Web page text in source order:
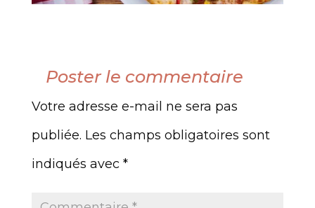
Poster le commentaire
Votre adresse e-mail ne sera pas
publiée. Les champs obligatoires sont
indiqués avec *